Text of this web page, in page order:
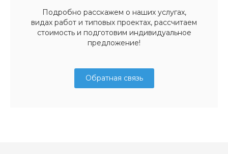
Подробно расскажем о наших услугах,
видах работ и типовых проектах, рассчитаем
стоимость и подготовим индивидуальное
предложение!
Обратная связь